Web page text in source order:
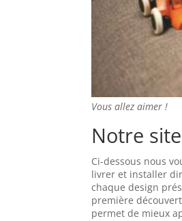
Vous allez aimer !
Notre
Ci-dessous nous
livrer et installer
chaque design
première
permet de mieux